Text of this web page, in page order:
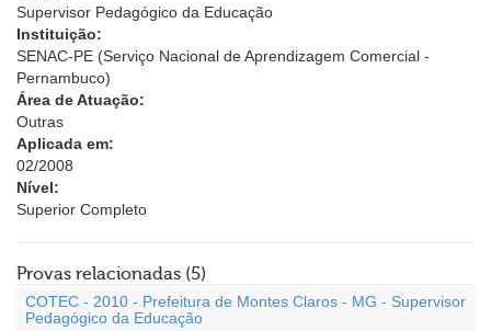
Supervisor Pedagógico da Educação
Instituição:
SENAC-PE (Serviço Nacional de Aprendizagem Comercial -
Pernambuco)
Área de Atuação:
Outras
Aplicada em:
02/2008
Nível:
Superior Completo
Provas relacionadas (5)
COTEC - 2010 - Prefeitura de Montes Claros - MG - Supervisor
Pedagógico da Educação